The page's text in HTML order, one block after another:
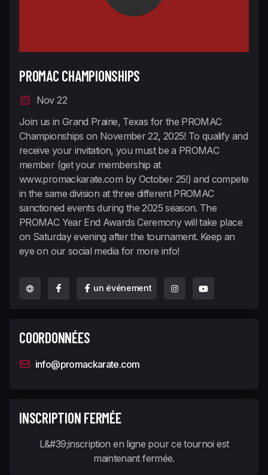
PROMAC CHAMPIONSHIPS
Nov 22
Join us in Grand Prairie, Texas for the PROMAC
Championships on November 22, 2025! To qualify and
receive your invitation, you must be a PROMAC
member (get your membership at
www.promackarate.com by October 25!) and compete
in the same division at three different PROMAC
sanctioned events during the 2025 season. The
PROMAC Year End Awards Ceremony will take place
on Saturday evening after the tournament. Keep an
eye on our social media for more info!
un événement
COORDONNÉES
info@promackarate.com
INSCRIPTION FERMÉE
L&#39;inscription en ligne pour ce tournoi est
maintenant fermée.